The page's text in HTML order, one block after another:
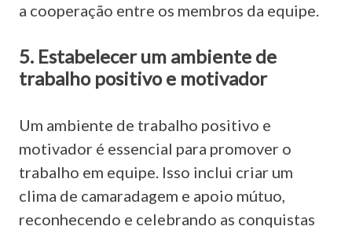
a cooperação entre os membros da equipe.
5. Estabelecer um ambiente de
trabalho positivo e motivador
Um ambiente de trabalho positivo e
motivador é essencial para promover o
trabalho em equipe. Isso inclui criar um
clima de camaradagem e apoio mútuo,
reconhecendo e celebrando as conquistas